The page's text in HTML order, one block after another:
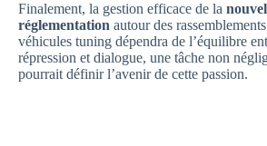
Finalement, la gestion efficace de la
réglementation autour des
véhicules tuning dépendra de l’équilibre
répression et dialogue, une tâche non
pourrait définir l’avenir de cette passion.